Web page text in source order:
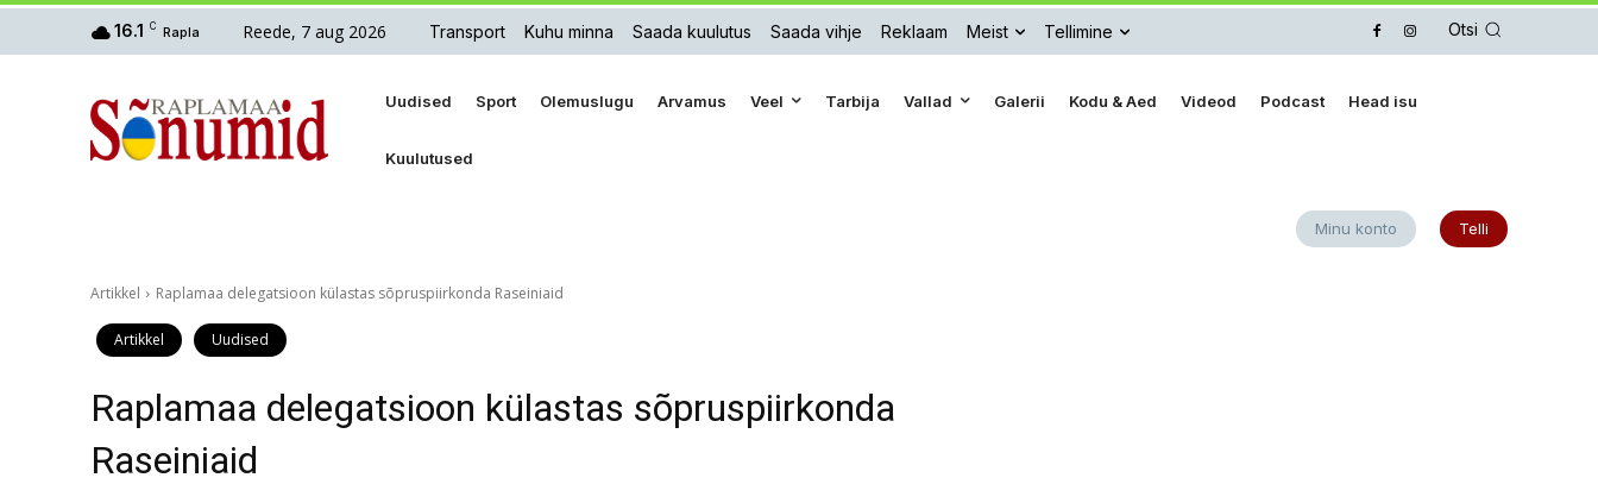
16.1 C Rapla Reede, 7 aug 2026 Transport Kuhu minna Saada kuulutus Saada vihje Reklaam Meist Tellimine Otsi
Uudised Sport Olemuslugu Arvamus Veel Tarbija Vallad Galerii Kodu & Aed Videod Podcast Head isu
Kuulutused
Minu konto Telli
Artikkel Raplamaa delegatsioon külastas sõpruspiirkonda Raseiniaid
Artikkel Uudised
Raplamaa delegatsioon külastas sõpruspiirkonda
Raseiniaid